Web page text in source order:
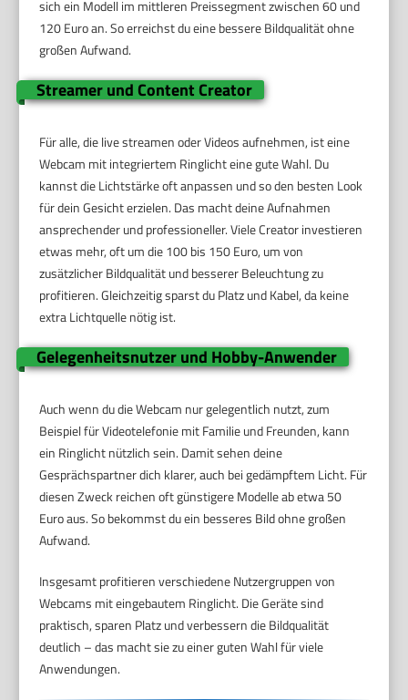
sich ein Modell im mittleren Preissegment zwischen 60 und
120 Euro an. So erreichst du eine bessere Bildqualität ohne
großen Aufwand.
Streamer und Content Creator
Für alle, die live streamen oder Videos aufnehmen, ist eine
Webcam mit integriertem Ringlicht eine gute Wahl. Du
kannst die Lichtstärke oft anpassen und so den besten Look
für dein Gesicht erzielen. Das macht deine Aufnahmen
ansprechender und professioneller. Viele Creator investieren
etwas mehr, oft um die 100 bis 150 Euro, um von
zusätzlicher Bildqualität und besserer Beleuchtung zu
profitieren. Gleichzeitig sparst du Platz und Kabel, da keine
extra Lichtquelle nötig ist.
Gelegenheitsnutzer und Hobby-Anwender
Auch wenn du die Webcam nur gelegentlich nutzt, zum
Beispiel für Videotelefonie mit Familie und Freunden, kann
ein Ringlicht nützlich sein. Damit sehen deine
Gesprächspartner dich klarer, auch bei gedämpftem Licht. Für
diesen Zweck reichen oft günstigere Modelle ab etwa 50
Euro aus. So bekommst du ein besseres Bild ohne großen
Aufwand.
Insgesamt profitieren verschiedene Nutzergruppen von
Webcams mit eingebautem Ringlicht. Die Geräte sind
praktisch, sparen Platz und verbessern die Bildqualität
deutlich – das macht sie zu einer guten Wahl für viele
Anwendungen.